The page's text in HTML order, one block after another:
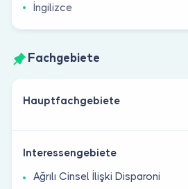
İngilizce
Fachgebiete
Hauptfachgebiete
Interessengebiete
Ağrılı Cinsel İlişki Disparoni